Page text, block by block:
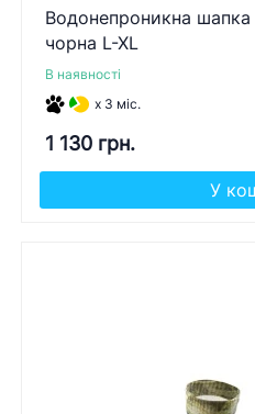
Водонепроникна
чорна L-XL
В наявності
x 3 міс.
1 130 грн.
У